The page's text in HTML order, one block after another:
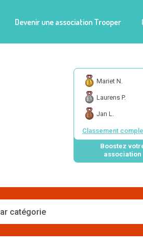
Devenir une association Trooper
Mariet N.
Laurens P.
Jan L.
Classement
Boostez
association